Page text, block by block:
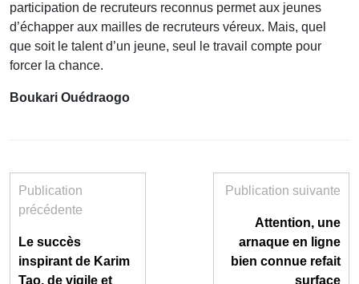
participation de recruteurs reconnus permet aux jeunes
d’échapper aux mailles de recruteurs véreux. Mais, quel
que soit le talent d’un jeune, seul le travail compte pour
forcer la chance.
Boukari Ouédraogo
Publication
précédente
Le succès
inspirant de Karim
Tao, de vigile et
Publication suivante
Attention, une
arnaque en ligne
bien connue refait
surface